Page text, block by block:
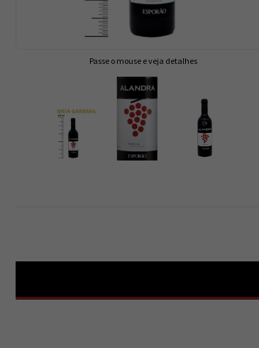
Passe o mouse e veja detalhes